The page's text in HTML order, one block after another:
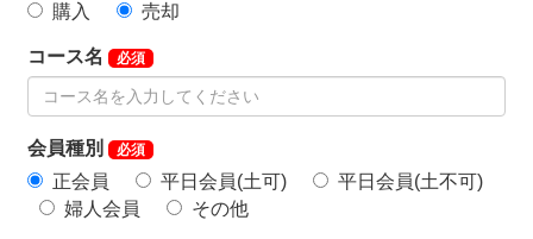
購入 売却
コース名 必須
会員種別 必須
正会員 平日会員(土可)
平日会員(土不可)
婦人会員
その他